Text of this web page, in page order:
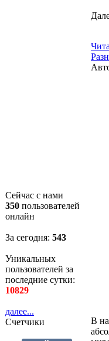
Сейчас с нами
350 пользователей
онлайн
За сегодня: 543
Уникальных
пользователей за
последние сутки:
10829
далее...
Счетчики
В